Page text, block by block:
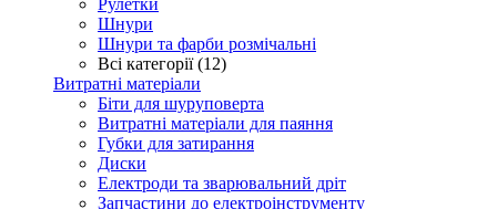
Рулетки
Шнури
Шнури та фарби розмічальні
Всі категорії (12)
Витратні матеріали
Біти для шуруповерта
Витратні матеріали для паяння
Губки для затирання
Диски
Електроди та зварювальний дріт
Запчастини до електроінструменту